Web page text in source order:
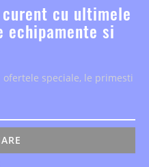
cu ultimele
si
speciale, le primesti